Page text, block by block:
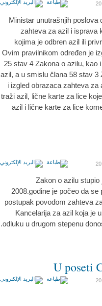
Ministar unutrašnjih poslova
zahteva za azil i isprava
kojima je odbren azil ili
Ovim pravilnikom određen je
25 stav 4 Zakona o azilu, kao
azil, a u smislu člana 58 stav
i izgled obrazaca zahteva za
traži azil, lične karte za lice
azil i lične karte za lice
Zakon o azilu stupio
2008.godine je počeo da
postupak povodom zahteva
Kancelarija za azil koja je
odluku u drugom stepenu
U poseti